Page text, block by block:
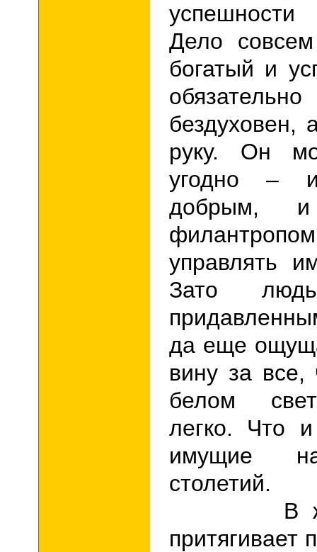
Дело
богатый и
бездуховен,
руку. Он
угодно –
добрым,
управлять
Зато
да еще
вину за все,
белом
легко. Что
имущие
столетий.
В
притягивает